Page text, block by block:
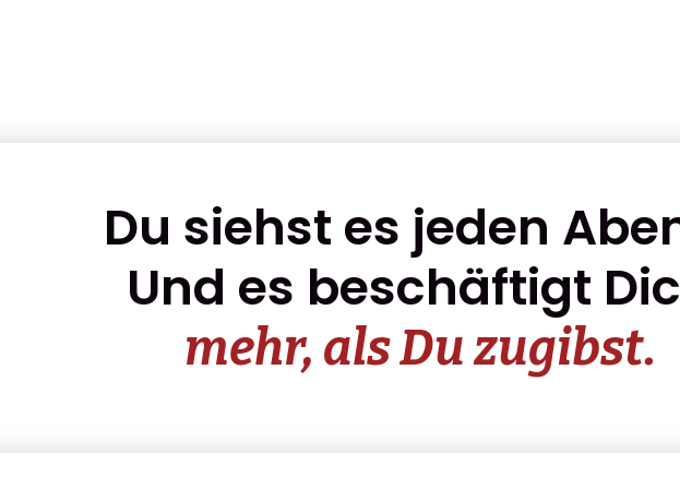
Du siehst es jeden
Und es beschäftigt
mehr, als Du zugibst.